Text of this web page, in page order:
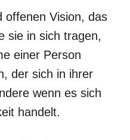
offenen Vision, das
sie in sich tragen,
einer Person
der sich in ihrer
wenn es sich
handelt.